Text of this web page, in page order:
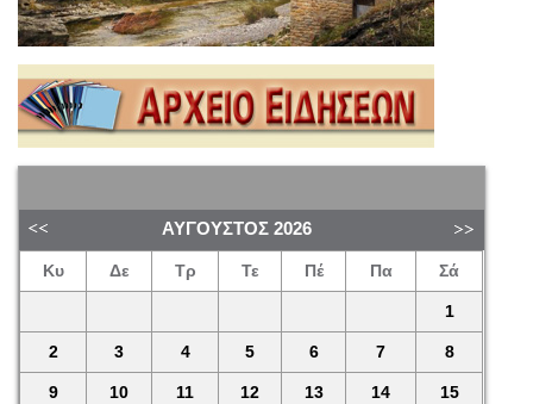
ΑΎΓΟΥΣΤΟΣ 2026
Κυ Δε Τρ Τε Πέ Πα Σά
1
2 3 4 5 6 7 8
9 10 11 12 13 14 15